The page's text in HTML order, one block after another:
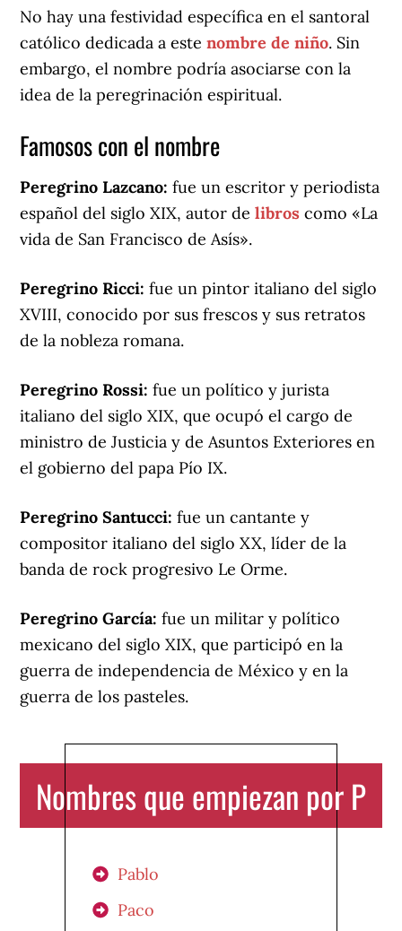
No hay una festividad específica en el santoral
católico dedicada a este nombre de niño. Sin
embargo, el nombre podría asociarse con la
idea de la peregrinación espiritual.
Famosos con el nombre
Peregrino Lazcano: fue un escritor y periodista
español del siglo XIX, autor de libros como «La
vida de San Francisco de Asís».
Peregrino Ricci: fue un pintor italiano del siglo
XVIII, conocido por sus frescos y sus retratos
de la nobleza romana.
Peregrino Rossi: fue un político y jurista
italiano del siglo XIX, que ocupó el cargo de
ministro de Justicia y de Asuntos Exteriores en
el gobierno del papa Pío IX.
Peregrino Santucci: fue un cantante y
compositor italiano del siglo XX, líder de la
banda de rock progresivo Le Orme.
Peregrino García: fue un militar y político
mexicano del siglo XIX, que participó en la
guerra de independencia de México y en la
guerra de los pasteles.
Nombres que empiezan por P
Pablo
Paco